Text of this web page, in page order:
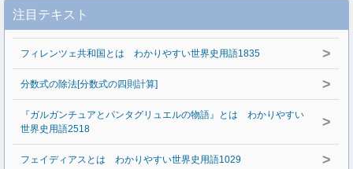
注目テキスト
フィレンツェ共和国とは わかりやすい世界史用語1835 >
分数式の除法[分数式の四則計算] >
『ガルガンチュアとパンタグリュエルの物語』とは わかりやすい
世界史用語2518
>
フェイディアスとは わかりやすい世界史用語1029 >